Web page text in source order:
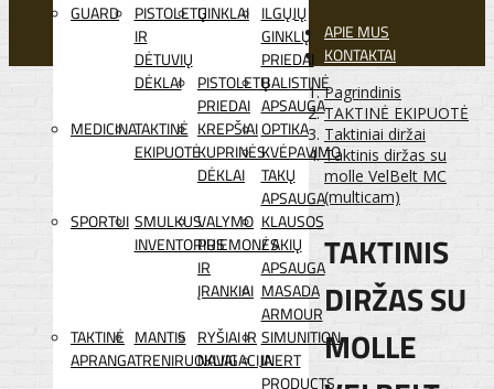
GUARD
PISTOLETŲ
IR
DĖTUVIŲ
DĖKLAI
GINKLAI ILGŲJŲ
GINKLŲ
PRIEDAI
PISTOLETŲ
PRIEDAI
BALISTINĖ
APSAUGA
MEDICINATAKTINĖ
EKIPUOTĖ
KREPŠIAI
KUPRINĖS
DĖKLAI
OPTIKA
KVĖPAVIMO
TAKŲ
APSAUGA
SPORTUI SMULKUS
INVENTORIUS
VALYMO
PRIEMONĖS
IR
ĮRANKIAI
KLAUSOS
/ AKIŲ
APSAUGA
MASADA
ARMOUR
TAKTINĖ
APRANGA
MANTIS
TRENIRUOKLIAI
RYŠIAI IR
NAVIGACIJA
SIMUNITION
INERT
PRODUCTS
APIE MUS
KONTAKTAI
Pagrindinis
TAKTINĖ EKIPUOTĖ
Taktiniai diržai
Taktinis diržas su
molle VelBelt MC
(multicam)
TAKTINIS
DIRŽAS SU
MOLLE